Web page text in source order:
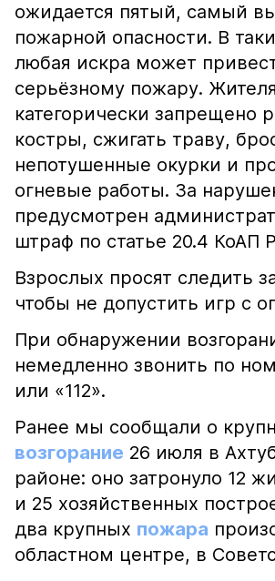
ожидается пятый, самый
пожарной опасности. В
любая искра может
серьёзному пожару.
категорически запрещено
костры, сжигать траву,
непотушенные окурки и
огневые работы. За
предусмотрен
штраф по статье 20.4 КоАП
Взрослых просят следить
чтобы не допустить игр с
При обнаружении
немедленно звонить по
или «112».
Ранее мы сообщали о
возгорание 26 июля в
районе: оно затронуло 12
и 25 хозяйственных
два крупных пожара
областном центре, в